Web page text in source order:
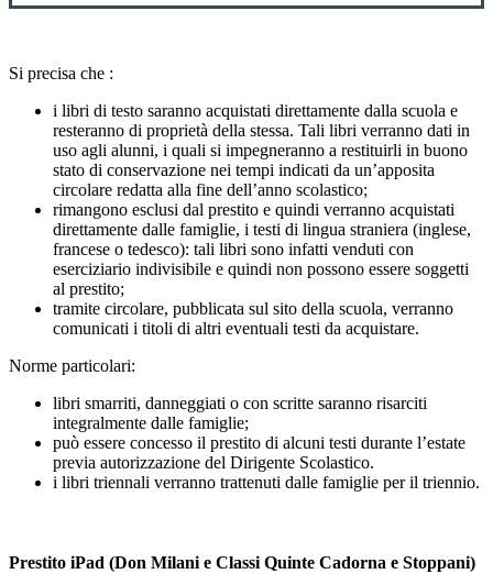
Si precisa che :
i libri di testo saranno acquistati direttamente dalla scuola e
resteranno di proprietà della stessa. Tali libri verranno dati in
uso agli alunni, i quali si impegneranno a restituirli in buono
stato di conservazione nei tempi indicati da un’apposita
circolare redatta alla fine dell’anno scolastico;
rimangono esclusi dal prestito e quindi verranno acquistati
direttamente dalle famiglie, i testi di lingua straniera (inglese,
francese o tedesco): tali libri sono infatti venduti con
eserciziario indivisibile e quindi non possono essere soggetti
al prestito;
tramite circolare, pubblicata sul sito della scuola, verranno
comunicati i titoli di altri eventuali testi da acquistare.
Norme particolari:
libri smarriti, danneggiati o con scritte saranno risarciti
integralmente dalle famiglie;
può essere concesso il prestito di alcuni testi durante l’estate
previa autorizzazione del Dirigente Scolastico.
i libri triennali verranno trattenuti dalle famiglie per il triennio.
Prestito iPad (Don Milani e Classi Quinte Cadorna e Stoppani)